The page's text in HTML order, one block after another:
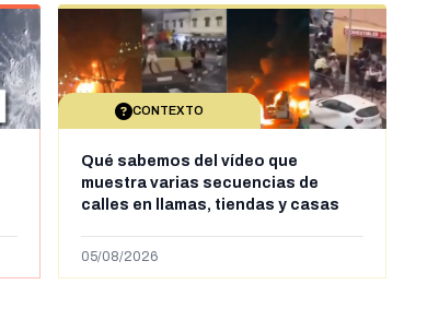
CONTEXTO
Qué sabemos del vídeo que
muestra varias secuencias de
calles en llamas, tiendas y casas
supuestamente en España tras la
05/08/2026